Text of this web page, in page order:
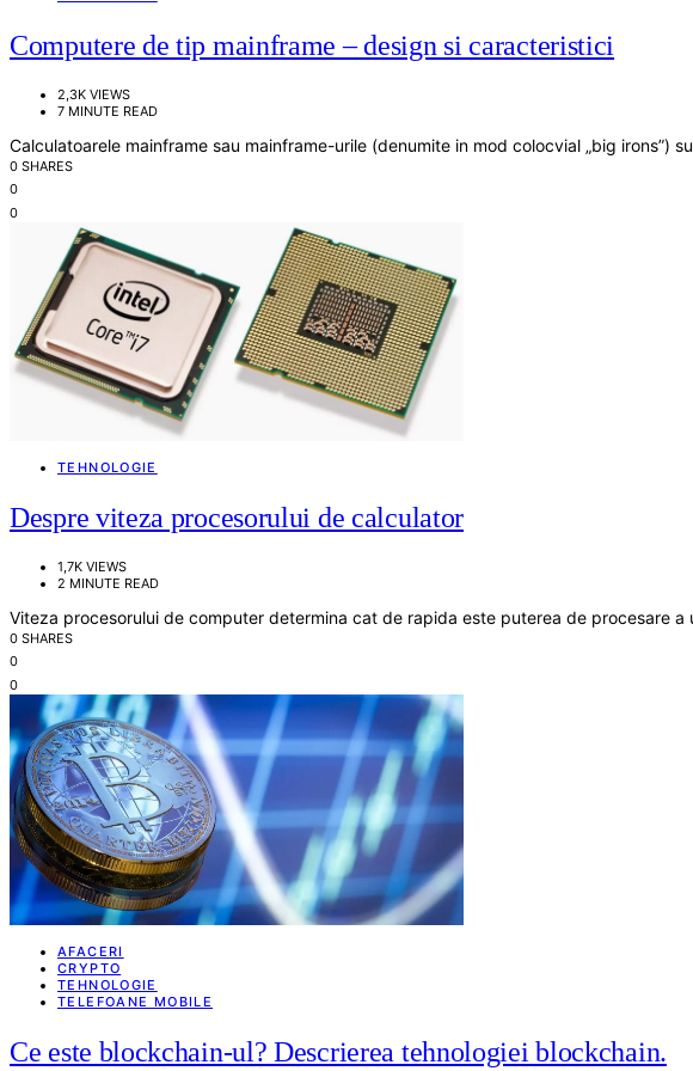
Computere de tip mainframe – design si caracteristici
2,3K VIEWS
7 MINUTE READ
Calculatoarele mainframe sau mainframe-urile (denumite in mod colocvial „big irons”)
0 SHARES
0
0
TEHNOLOGIE
Despre viteza procesorului de calculator
1,7K VIEWS
2 MINUTE READ
Viteza procesorului de computer determina cat de rapida este puterea de procesare a
0 SHARES
0
0
AFACERI
CRYPTO
TEHNOLOGIE
TELEFOANE MOBILE
Ce este blockchain-ul? Descrierea tehnologiei blockchain.